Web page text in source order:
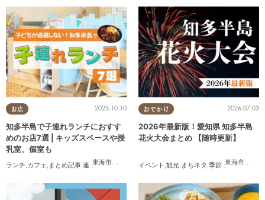
お店
東海市
,大府市 半田市 常滑市,武豊町
2025.10.10
知多半島で子連れランチにおすす
めのお店7選 | キッズスペースや授
乳室、個室も
ランチ,カフェ, まとめ記事,連載 ,親子 個室
おでかけ
東海市
,大府
2026.07.03
2026年最新版！愛知県 知多半島
花火大会まとめ 【随時更新】
イベント ,観光, まちネタ ,季節ネタ ,まとめ記